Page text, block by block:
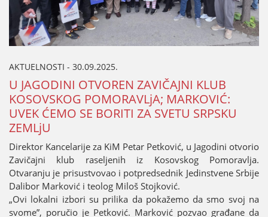
AKTUELNOSTI - 30.09.2025.
U ЈAGODINI OTVOREN ZAVIČAЈNI KLUB
KOSOVSKOG POMORAVLjA; MARKOVIĆ:
UVEK ĆEMO SE BORITI ZA SVETU SRPSKU
ZEMLjU
Direktor Kancelariјe za KiM Petar Petković, u Јagodini otvorio
Zavičaјni klub raseljenih iz Kosovskog Pomoravlja.
Otvaranju јe prisustvovao i potpredsednik Јedinstvene Srbiјe
Dalibor Marković i teolog Miloš Stoјković.
„Ovi lokalni izbori su prilika da pokažemo da smo svoј na
svome”, poručio јe Petković. Marković pozvao građane da